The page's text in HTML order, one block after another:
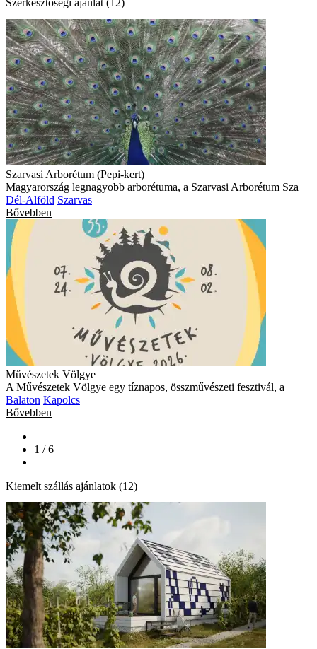
Szerkesztőségi ajánlat (12)
Szarvasi Arborétum (Pepi-kert)
Magyarország legnagyobb arborétuma, a Szarvasi Arborétum Sza
Dél-Alföld Szarvas
Bővebben
Művészetek Völgye
A Művészetek Völgye egy tíznapos, összművészeti fesztivál, a
Balaton Kapolcs
Bővebben
1 / 6
Kiemelt szállás ajánlatok (12)